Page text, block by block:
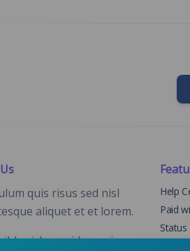
quis risus sed nisl
aliquet et et lorem.
nisl, gravida nec ipsum
Help
Paid
Status